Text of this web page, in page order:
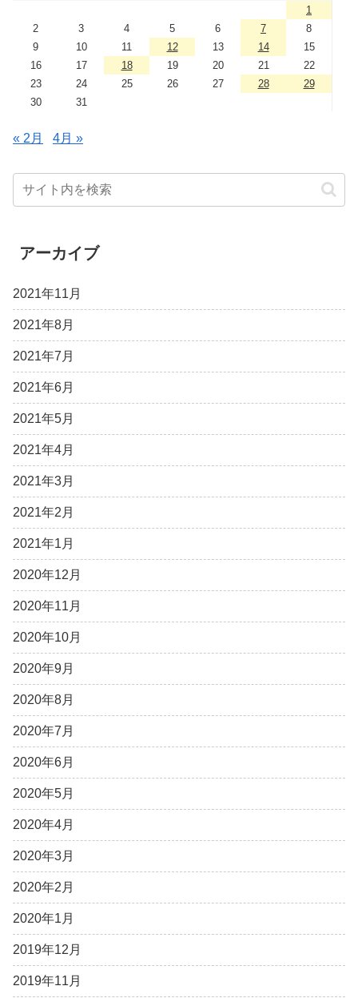
1
2
3 4 5 6 7
8
9
10 11 12 13 14
15
16
17 18 19 20 21
22
23
24 25 26 27 28
29
30
31
« 2月 4月 »
アーカイブ
2021年11月
2021年8月
2021年7月
2021年6月
2021年5月
2021年4月
2021年3月
2021年2月
2021年1月
2020年12月
2020年11月
2020年10月
2020年9月
2020年8月
2020年7月
2020年6月
2020年5月
2020年4月
2020年3月
2020年2月
2020年1月
2019年12月
2019年11月